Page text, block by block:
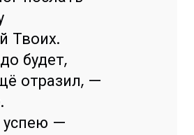
Твоих.
будет,
отразил, —
успею —